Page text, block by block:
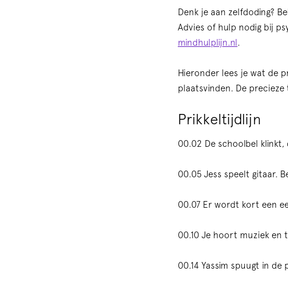
Denk je aan zelfdoding?
Advies of hulp nodig bij
mindhulplijn.nl.
Hieronder lees je wat de
plaatsvinden. De
Prikkeltijdlijn
00.02 De schoolbel
00.05 Jess speelt gitaar.
00.07 Er wordt kort een
00.10 Je hoort muziek en
00.14 Yassim spuugt in de